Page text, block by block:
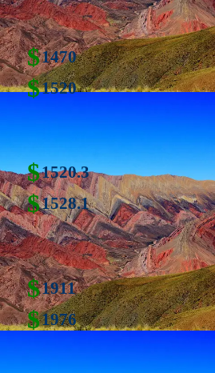
$1470
$1520
$1520.3
$1528.1
$1911
$1976